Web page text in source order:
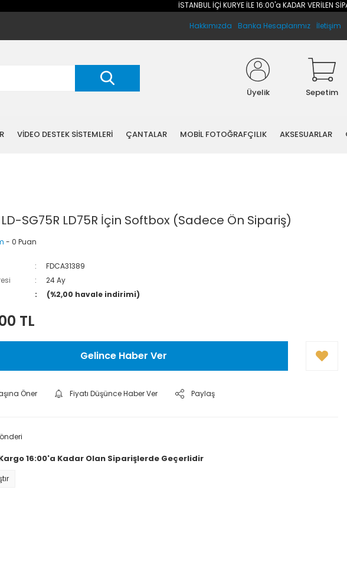
İSTANBUL İÇİ KURYE İLE 16:00'a KADAR VERİLEN
Hakkımızda Banka Hesaplarımız İletişim
Üyelik Sepetim
VİDEO DESTEK SİSTEMLERİ ÇANTALAR MOBİL FOTOĞRAFÇILIK AKSESUARLAR
SG75R LD75R İçin Softbox (Sadece Ön Sipariş)
- 0 Puan
FDCA31389
24 Ay
(%2,00 havale indirimi)
TL
Gelince Haber Ver
Öner Fiyatı Düşünce Haber Ver Paylaş
Kargo 16:00'a Kadar Olan Siparişlerde Geçerlidir